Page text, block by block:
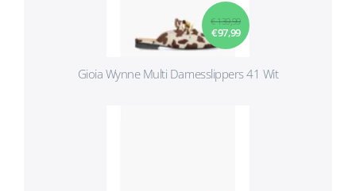
€ 139,99
€ 97,99
Gioia Wynne Multi Damesslippers 41 Wit